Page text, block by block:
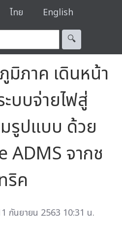
ไทย English
🔍︎
มิภาค เดินหน้า
บบจ่ายไฟสู่
รูปแบบ ด้วย
ADMS จากช
ริค
กันยายน 2563 10:31 น.